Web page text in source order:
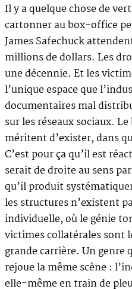
Il y a quelque chose de
cartonner au box-office
James Safechuck
millions de dollars. Les
une décennie. Et les
l’unique espace que
documentaires mal
sur les réseaux sociaux.
méritent d’exister, dans
C’est pour ça qu’il est
serait de droite au sens
qu’il produit
les structures n’existent
individuelle, où le génie
victimes collatérales sont
grande carrière. Un genre
rejoue la même scène :
elle-même en train de